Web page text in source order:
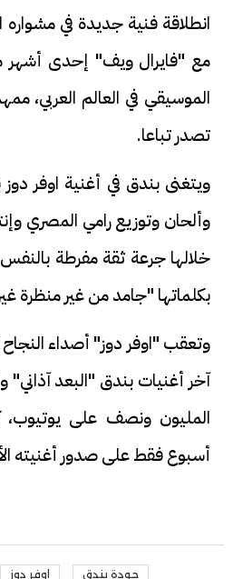
انطلاقة فنية جديدة في مشواره
مع "فايرال ويف" إحدى أشهر
الموسيقي في العالم العربي،
تصدر تباعا.
ويتغنى بندق في أغنية اوفر
وألحان وتوزيع رامي المصري
خلالها جرعة ثقة مفرطة بالنفس
بكلماتها "جامد من غير منظرة
وتعقب "اوفر دوز" أصداء
آخر أغنيات بندق "البعد
المليون ونصف على
أسبوع فقط على صدور أغنيته
حودة بندق اوفر دوز